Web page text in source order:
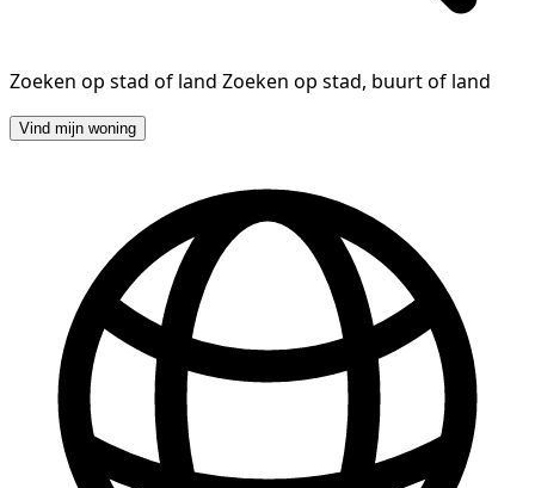
Zoeken op stad of land Zoeken op stad, buurt of land
Vind mijn woning